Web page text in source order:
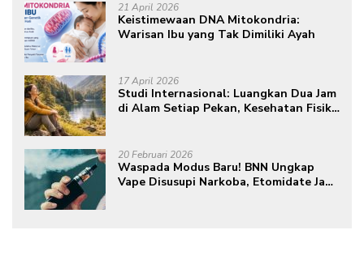
21 April 2026
Keistimewaan DNA Mitokondria:
Warisan Ibu yang Tak Dimiliki Ayah
17 April 2026
Studi Internasional: Luangkan Dua Jam
di Alam Setiap Pekan, Kesehatan Fisik
20 Februari 2026
Waspada Modus Baru! BNN Ungkap
Vape Disusupi Narkoba, Etomidate Jadi